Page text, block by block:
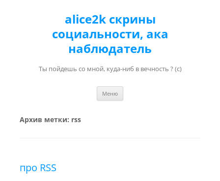
alice2k скрины
социальности, ака
наблюдатель
Ты пойдешь со мной, куда-ниб в вечность ? (с)
Меню
Архив метки: rss
про RSS